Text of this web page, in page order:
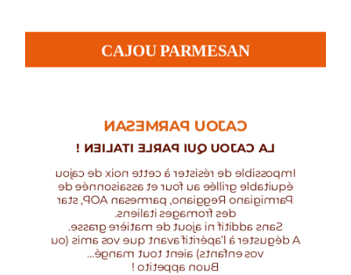
CAJOU PARMESAN
CAJOU PARMESAN
LA CAJOU QUI PARLE ITALIEN !
Impossible de résister à cette noix de cajou
équitable grillée au four et assaisonnée de
Parmigiano Reggiano, parmesan AOP, star
des fromages italiens.
Sans additif ni ajout de matière grasse.
A déguster à l’apéritif avant que vos amis (ou
vos enfants) aient tout mangé…
Buon appetito !